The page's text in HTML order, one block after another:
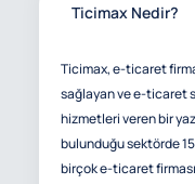
Ticimax Nedir?
Ticimax, e-ticaret
sağlayan ve e-ticaret
hizmetleri veren bir
bulunduğu sektörde
birçok e-ticaret